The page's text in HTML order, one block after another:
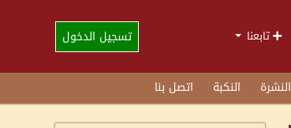
تابعنا تسجيل الدخول
النشرة النكبة اتصل بنا